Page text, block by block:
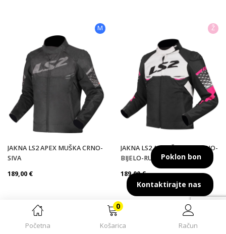
Početna
0
Košarica Račun
M
JAKNA LS2 APEX MUŠKA CRNO-
SIVA
189,00 €
Ž
JAKNA LS2 APEX ŽENSKA CRNO-
BIJELO-RUŽIČASTA
189,00€
Kontaktirajte nas
Poklon bon